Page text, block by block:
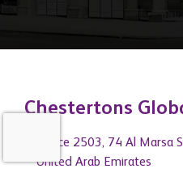
Chestertons
Office 2503, 74 Al Marsa
United Arab Emirates